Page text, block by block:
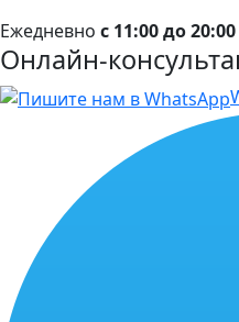
Ежедневно с 11:00 до 20:00
Онлайн-